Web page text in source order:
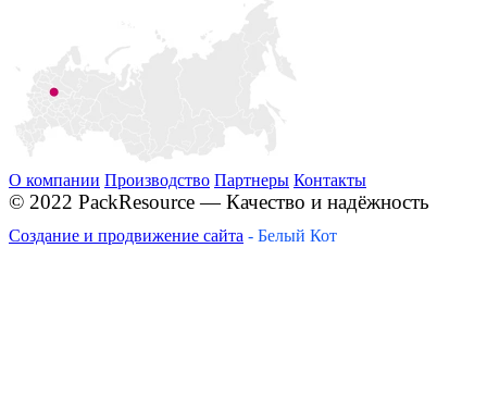
О компании Производство Партнеры Контакты
© 2022 PackResource — Качество и надёжность
Создание и продвижение сайта - Белый Кот